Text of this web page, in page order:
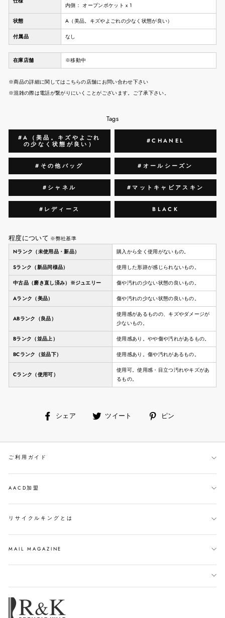
内側： オープンポケット x 1
状態 A（美品。キズやよごれの少なく状態が良い）
付属品 なし
在庫店舗 ※移動中
※商品の詳細に関してはこちらの店舗にお問い合わせ下さい
※混雑の際は電話が繋がりにいくことがございます。ご了承下さい。
Tags
#A（美品。キズやよごれ
の少なく状態が良い）
#CHANEL
#その他バッグ #オールシーズン
#シャネル #マットキャビアスキン
#レディース BLACK
程度について ※弊社基準
Nランク（未使用品・新品）
購入から全く使用がないもの。
Sランク（新品同様品） 使用した形跡が感じられないもの。
中古品（磨き直し済み）※ジュエリー 傷や汚れの少ない状態の良いもの。
Aランク（美品） 傷や汚れの少ない状態の良いもの。
ABランク（良品）
使用感があるものの、キズやダメージが
少ないもの。
Bランク（並品上） 使用感あり。やや傷や汚れがあるもの。
BCランク（並品下） 使用感あり。傷や汚れがあるもの。
Cランク（使用可）
使用可。使用感・目立つ汚れやキズがあ
るもの。
シェア
facebookツイート ピン
ご利用ガイド
AACD加盟
リサイクルキングとは
MAIL MAGAZINE